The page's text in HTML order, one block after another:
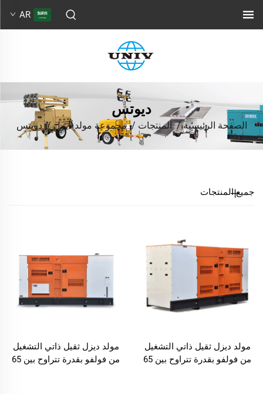
AR
ديوتس
الصفحة الرئيسية/المنتجات /مجموعة مولد ديزل/دويتس
جميع المنتجات
مولد ديزل ثقيل ذاتي التشغيل
من فولفو بقدرة تتراوح بين 65
مولد ديزل ثقيل ذاتي التشغيل
من فولفو بقدرة تتراوح بين 65